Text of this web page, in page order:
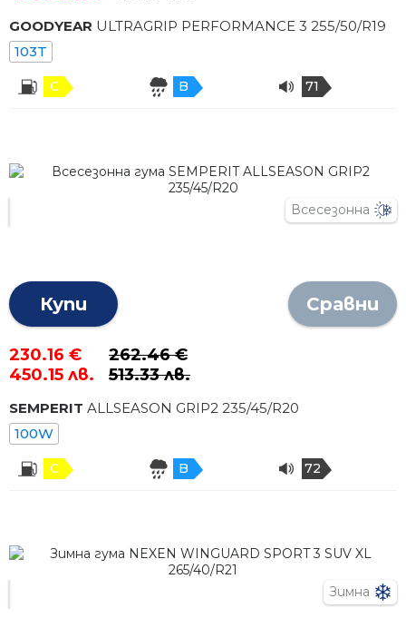
GOODYEAR ULTRAGRIP PERFORMANCE 3 255/50/R19
103T
C B 71
Всесезонна
Купи Сравни
230.16 €
450.15 лв.
262.46 €
513.33 лв.
SEMPERIT ALLSEASON GRIP2 235/45/R20
100W
C B 72
Зимна